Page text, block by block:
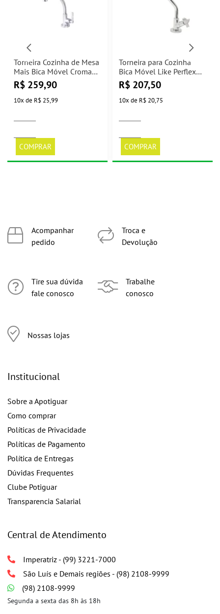
Torneira Cozinha de Mesa
Mais Bica Móvel Cromado
Perflex
R$ 259,90
10x de R$ 25,99
COMPRAR
Torneira para Cozinha
Bica Móvel Like Perflex
1167 C29
R$ 207,50
10x de R$ 20,75
COMPRAR
Acompanhar
pedido
Tire sua dúvida
fale conosco
Nossas lojas
Troca e
Devolução
Trabalhe
conosco
Institucional
Sobre a Apotiguar
Como comprar
Políticas de Privacidade
Políticas de Pagamento
Política de Entregas
Dúvidas Frequentes
Clube Potiguar
Transparencia Salarial
Central de Atendimento
Imperatriz - (99) 3221-7000
São Luís e Demais regiões - (98) 2108-9999
(98) 2108-9999
Segunda a sexta das 8h às 18h